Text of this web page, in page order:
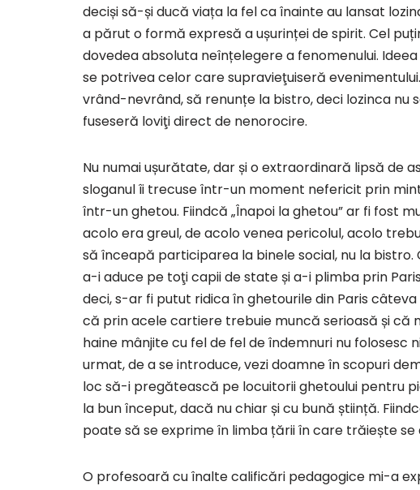
deciși să-și ducă viața la fel ca înainte au lansat
a părut o formă expresă a ușurinței de spirit. Cel
dovedea absoluta neînțelegere a fenomenului.
se potrivea celor care supravieţuiseră
vrând-nevrând, să renunțe la bistro, deci lozinca
fuseseră loviţi direct de nenorocire.
Nu numai ușurătate, dar și o extraordinară lipsă de
sloganul îi trecuse într-un moment nefericit prin
într-un ghetou. Fiindcă „Înapoi la ghetou” ar fi fost
acolo era greul, de acolo venea pericolul, acolo
să înceapă participarea la binele social, nu la
a-i aduce pe toţi capii de state și a-i plimba prin
deci, s-ar fi putut ridica în ghetourile din Paris
că prin acele cartiere trebuie muncă serioasă și că
haine mânjite cu fel de fel de îndemnuri nu folosesc
urmat, de a se introduce, vezi doamne în scopuri
loc să-i pregătească pe locuitorii ghetoului pentru
la bun început, dacă nu chiar și cu bună știință.
poate să se exprime în limba țării în care trăiește
O profesoară cu înalte calificări pedagogice mi-a